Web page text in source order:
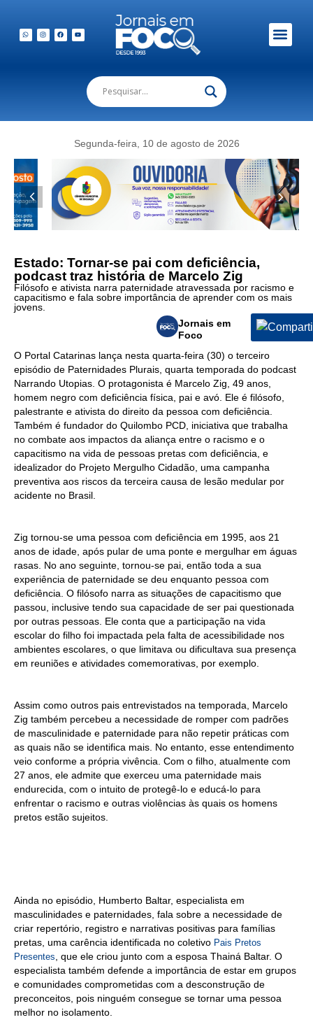
Segunda-feira, 10 de agosto de 2026
Estado: Tornar-se pai com deficiência,
podcast traz história de Marcelo Zig
Filósofo e ativista narra paternidade atravessada por racismo e
capacitismo e fala sobre importância de aprender com os mais
jovens.
Jornais em
Foco
O Portal Catarinas lança nesta quarta-feira (30) o terceiro
episódio de Paternidades Plurais, quarta temporada do podcast
Narrando Utopias. O protagonista é Marcelo Zig, 49 anos,
homem negro com deficiência física, pai e avó. Ele é filósofo,
palestrante e ativista do direito da pessoa com deficiência.
Também é fundador do Quilombo PCD, iniciativa que trabalha
no combate aos impactos da aliança entre o racismo e o
capacitismo na vida de pessoas pretas com deficiência, e
idealizador do Projeto Mergulho Cidadão, uma campanha
preventiva aos riscos da terceira causa de lesão medular por
acidente no Brasil.
Zig tornou-se uma pessoa com deficiência em 1995, aos 21
anos de idade, após pular de uma ponte e mergulhar em águas
rasas. No ano seguinte, tornou-se pai, então toda a sua
experiência de paternidade se deu enquanto pessoa com
deficiência. O filósofo narra as situações de capacitismo que
passou, inclusive tendo sua capacidade de ser pai questionada
por outras pessoas. Ele conta que a participação na vida
escolar do filho foi impactada pela falta de acessibilidade nos
ambientes escolares, o que limitava ou dificultava sua presença
em reuniões e atividades comemorativas, por exemplo.
Assim como outros pais entrevistados na temporada, Marcelo
Zig também percebeu a necessidade de romper com padrões
de masculinidade e paternidade para não repetir práticas com
as quais não se identifica mais. No entanto, esse entendimento
veio conforme a própria vivência. Com o filho, atualmente com
27 anos, ele admite que exerceu uma paternidade mais
endurecida, com o intuito de protegê-lo e educá-lo para
enfrentar o racismo e outras violências às quais os homens
pretos estão sujeitos.
Ainda no episódio, Humberto Baltar, especialista em
masculinidades e paternidades, fala sobre a necessidade de
criar repertório, registro e narrativas positivas para famílias
pretas, uma carência identificada no coletivo Pais Pretos
Presentes , que ele criou junto com a esposa Thainá Baltar. O
especialista também defende a importância de estar em grupos
e comunidades comprometidas com a desconstrução de
preconceitos, pois ninguém consegue se tornar uma pessoa
melhor no isolamento.